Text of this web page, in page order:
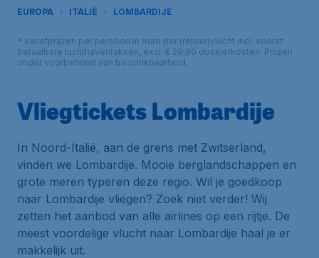
EUROPA ITALIË LOMBARDIJE
* vanafprijzen per persoon in euro per (retour)vlucht incl. vooraf
betaalbare luchthaventaksen, excl. € 29,90 dossierkosten. Prijzen
onder voorbehoud van beschikbaarheid.
Vliegtickets Lombardije
In Noord-Italië, aan de grens met Zwitserland,
vinden we Lombardije. Mooie berglandschappen en
grote meren typeren deze regio. Wil je goedkoop
naar Lombardije vliegen? Zoek niet verder! Wij
zetten het aanbod van alle airlines op een rijtje. De
meest voordelige vlucht naar Lombardije haal je er
makkelijk uit.